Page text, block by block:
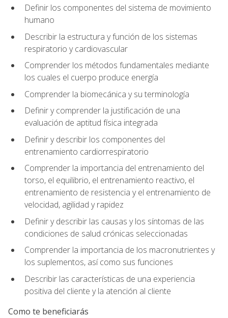
Definir los componentes del sistema de movimiento
humano
Describir la estructura y función de los sistemas
respiratorio y cardiovascular
Comprender los métodos fundamentales mediante
los cuales el cuerpo produce energía
Comprender la biomecánica y su terminología
Definir y comprender la justificación de una
evaluación de aptitud física integrada
Definir y describir los componentes del
entrenamiento cardiorrespiratorio
Comprender la importancia del entrenamiento del
torso, el equilibrio, el entrenamiento reactivo, el
entrenamiento de resistencia y el entrenamiento de
velocidad, agilidad y rapidez
Definir y describir las causas y los síntomas de las
condiciones de salud crónicas seleccionadas
Comprender la importancia de los macronutrientes y
los suplementos, así como sus funciones
Describir las características de una experiencia
positiva del cliente y la atención al cliente
Como te beneficiarás